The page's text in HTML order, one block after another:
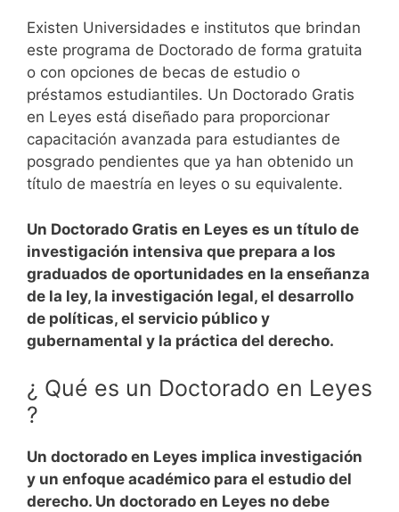
Existen Universidades e institutos que brindan
este programa de Doctorado de forma gratuita
o con opciones de becas de estudio o
préstamos estudiantiles. Un Doctorado Gratis
en Leyes está diseñado para proporcionar
capacitación avanzada para estudiantes de
posgrado pendientes que ya han obtenido un
título de maestría en leyes o su equivalente.
Un Doctorado Gratis en Leyes es un título de
investigación intensiva que prepara a los
graduados de oportunidades en la enseñanza
de la ley, la investigación legal, el desarrollo
de políticas, el servicio público y
gubernamental y la práctica del derecho.
¿ Qué es un Doctorado en Leyes
?
Un doctorado en Leyes implica investigación
y un enfoque académico para el estudio del
derecho. Un doctorado en Leyes no debe